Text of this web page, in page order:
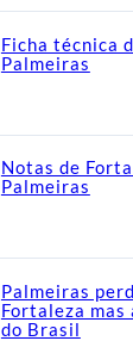
Ficha técnica
Palmeiras
Notas de
Palmeiras
Palmeiras
Fortaleza mas
do Brasil